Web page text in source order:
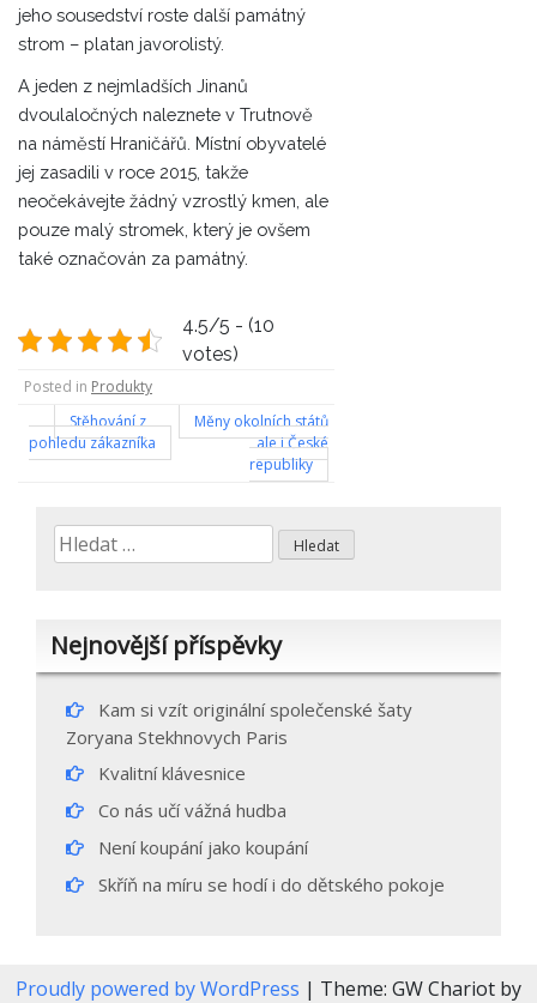
jeho sousedství roste další památný
strom – platan javorolistý.
A jeden z nejmladších Jinanů
dvoulaločných naleznete v Trutnově
na náměstí Hraničářů. Místní obyvatelé
jej zasadili v roce 2015, takže
neočekávejte žádný vzrostlý kmen, ale
pouze malý stromek, který je ovšem
také označován za památný.
4.5/5 - (10
votes)
Posted in Produkty
Navigace
pro
příspěvek
Stěhování z
pohledu zákazníka
Měny okolních států
ale i České
republiky
Vyhledávání
Nejnovější příspěvky
Kam si vzít originální společenské šaty
Zoryana Stekhnovych Paris
Kvalitní klávesnice
Co nás učí vážná hudba
Není koupání jako koupání
Skříň na míru se hodí i do dětského pokoje
Proudly powered by WordPress | Theme: GW Chariot by